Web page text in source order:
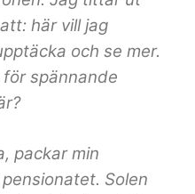
här vill jag
och se mer.
spännande
packar min
Solen